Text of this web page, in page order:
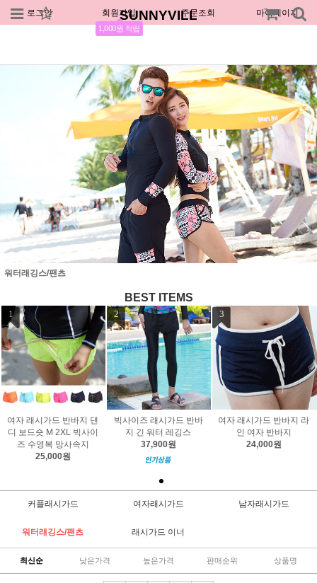
로그인 회원가입
1,000원 적립
주문조회 마이페이지
SUNNYVILL
워터래깅스/팬츠
BEST ITEMS
1
여자 래시가드 반바지 댄
디 보드숏 M 2XL 빅사이
즈 수영복 망사속지
25,000원
2
빅사이즈 래시가드 반바
지 긴 워터 레깅스
37,900원
3
여자 래시가드 반바지 라
인 여자 반바지
24,000원
커플래시가드 여자래시가드 남자래시가드
워터래깅스/팬츠 래시가드 이너
최신순 낮은가격 높은가격 판매순위 상품명